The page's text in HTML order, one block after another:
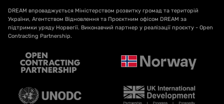
DREAM впроваджується Міністерством розвитку громад та територій
України, Агентством Відновлення та Проєктним офісом DREAM за
підтримки уряду Норвегії. Виконавчий партнер у реалізації проєкту - Open
Contracting Partnership.